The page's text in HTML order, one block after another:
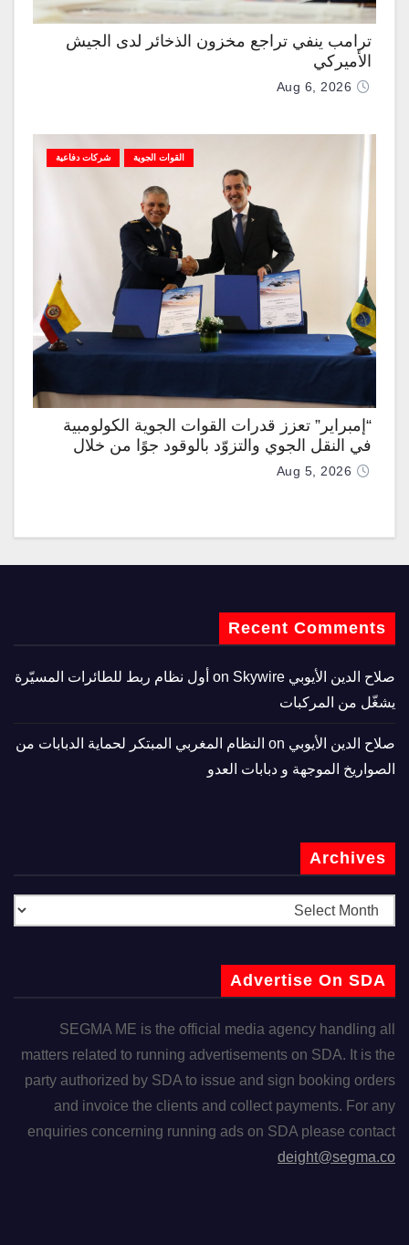
ترامب ينفي تراجع مخزون الذخائر لدى الجيش
الأميركي
Aug 6, 2026
القوات الجوية شركات دفاعية
“إمبراير” تعزز قدرات القوات الجوية الكولومبية
في النقل الجوي والتزوّد بالوقود جوًا من خلال
تزويدها بطائرتي “كيه سي-390 ميلينيوم”
Aug 5, 2026
Recent Comments
صلاح الدين الأيوبي
Skywire أول نظام ربط للطائرات المسيّرة
يشغّل من المركبات
صلاح الدين الأيوبي
النظام المغربي المبتكر لحماية الدبابات من
الصواريخ الموجهة و دبابات العدو
Archives
Advertise On SDA
SEGMA ME is the official media agency handling all
matters related to running advertisements on SDA. It is the
party authorized by SDA to issue and sign booking orders
and invoice the clients and collect payments. For any
enquiries concerning running ads on SDA please contact
deight@segma.co